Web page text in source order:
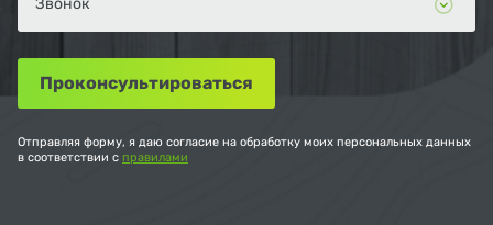
Отправляя форму, я даю согласие на обработку моих персональных данных
в соответствии с правилами